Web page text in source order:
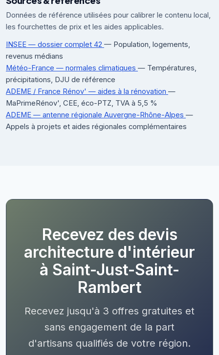
Données de référence utilisées pour calibrer le contenu local,
les fourchettes de prix et les aides applicables.
INSEE — dossier complet 42 — Population, logements,
revenus médians
Météo-France — normales climatiques — Températures,
précipitations, DJU de référence
ADEME / France Rénov' — aides à la rénovation —
MaPrimeRénov', CEE, éco-PTZ, TVA à 5,5 %
ADEME — antenne régionale Auvergne-Rhône-Alpes —
Appels à projets et aides régionales complémentaires
Recevez des devis
architecture d'intérieur
à Saint-Just-Saint-
Rambert
Recevez jusqu'à 3 offres gratuites et
sans engagement de la part
d'artisans qualifiés de votre région.